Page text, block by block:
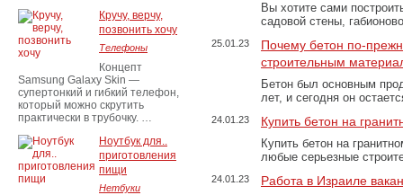
Вы хотите сами
садовой стены,
25.01.23
Почему бетон по-
строительным
Бетон был основным
лет, и сегодня он
24.01.23 Купить бетон на
Купить бетон на
любые серьезные
24.01.23 Работа в Израиле
Кручу, верчу,
позвонить хочу
Телефоны
Концепт
Samsung Galaxy Skin —
супертонкий и гибкий телефон,
который можно скрутить
практически в трубочку. …
Ноутбук для..
приготовления
пищи
Нетбуки